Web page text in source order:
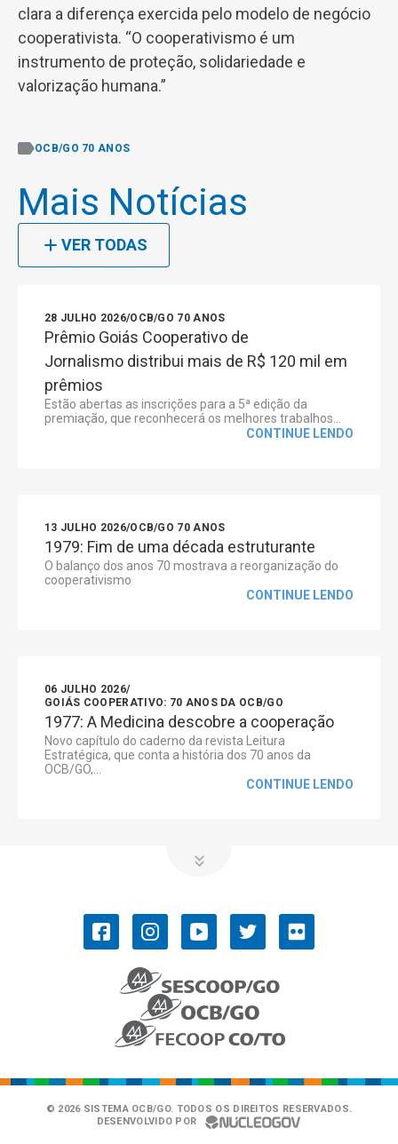
clara a diferença exercida pelo modelo de negócio
cooperativista. “O cooperativismo é um
instrumento de proteção, solidariedade e
valorização humana.”
OCB/GO 70 ANOS
Mais Notícias
VER TODAS
28 JULHO 2026/OCB/GO 70 ANOS
Prêmio Goiás Cooperativo de
Jornalismo distribui mais de R$ 120 mil em
prêmios
Estão abertas as inscrições para a 5ª edição da
premiação, que reconhecerá os melhores trabalhos...
CONTINUE LENDO
13 JULHO 2026/OCB/GO 70 ANOS
1979: Fim de uma década estruturante
O balanço dos anos 70 mostrava a reorganização do
cooperativismo
CONTINUE LENDO
06 JULHO 2026/
GOIÁS COOPERATIVO: 70 ANOS DA OCB/GO
1977: A Medicina descobre a cooperação
Novo capítulo do caderno da revista Leitura
Estratégica, que conta a história dos 70 anos da
OCB/GO,...
CONTINUE LENDO
Convenções Coletivas de Trabalho
COOPERATIVISMO
História do Cooperativismo
História do Sistema OCB
NOSSOS SERVIÇOS
Aprimoora
GDH
PDGC
Censo
© 2026 SISTEMA OCB/GO. TODOS OS DIREITOS RESERVADOS.
DESENVOLVIDO POR